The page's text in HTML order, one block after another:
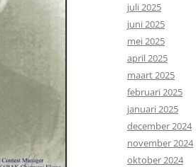
juli 2025
juni 2025
mei 2025
april 2025
maart 2025
februari 2025
januari 2025
december 2024
november 2024
oktober 2024